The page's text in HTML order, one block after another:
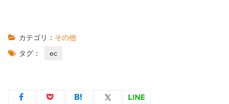
カテゴリ： その他
タグ：
ec